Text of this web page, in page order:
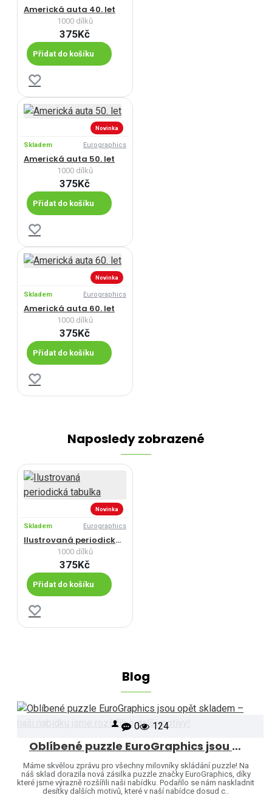
Americká auta 40. let
1000 dílků
375Kč
Přidat do košíku
Novinka
Skladem Eurographics
Americká auta 50. let
1000 dílků
375Kč
Přidat do košíku
Novinka
Skladem Eurographics
Americká auta 60. let
1000 dílků
375Kč
Přidat do košíku
Naposledy zobrazené
Novinka
Skladem Eurographics
Ilustrovaná periodická tabulka
1000 dílků
375Kč
Přidat do košíku
Blog
0 124
Oblíbené puzzle EuroGraphics jsou opět skladem – naši nabídku jsme rozšířili o další motivy!
Máme skvělou zprávu pro všechny milovníky skládání puzzle! Na
náš sklad dorazila nová zásilka puzzle značky EuroGraphics, díky
které jsme výrazně rozšířili naši nabídku. Podařilo se nám naskladnit
desítky dalších motivů, které v naší nabídce dosud c..